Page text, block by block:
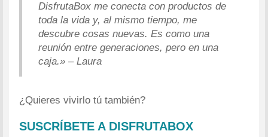
DisfrutaBox me conecta con productos de
toda la vida y, al mismo tiempo, me
descubre cosas nuevas. Es como una
reunión entre generaciones, pero en una
caja.» – Laura
¿Quieres vivirlo tú también?
SUSCRÍBETE A DISFRUTABOX